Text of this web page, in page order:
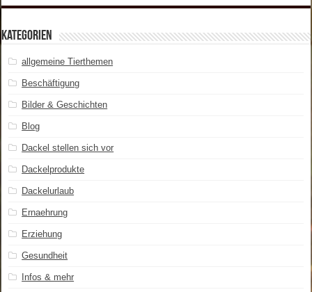
Kategorien
allgemeine Tierthemen
Beschäftigung
Bilder & Geschichten
Blog
Dackel stellen sich vor
Dackelprodukte
Dackelurlaub
Ernaehrung
Erziehung
Gesundheit
Infos & mehr